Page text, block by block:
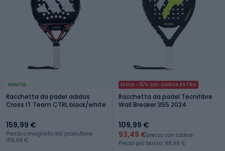
Novità
Racchetta da padel adidas
Cross IT Team CTRL black/white
159,99 €
Prezzo consigliato dal produttore:
189,99 €
Extra -15% con codice EXTRA
Racchetta da padel Tecnifibre
Wall Breaker 355 2024
109,99 €
93,49 €prezzo con codice
Prezzo più basso: 98,99 €